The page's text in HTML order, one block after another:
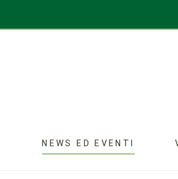
NEWS ED EVENTI